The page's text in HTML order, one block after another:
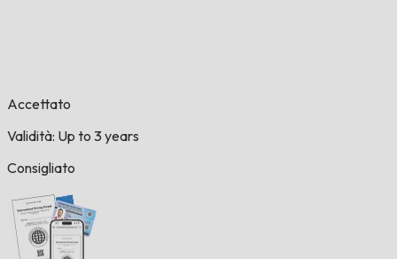
Accettato
Validità: Up to 3 years
Consigliato